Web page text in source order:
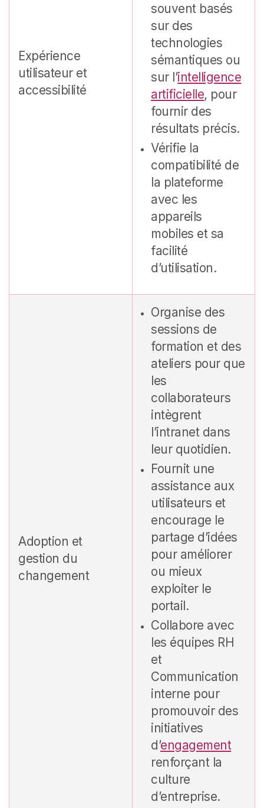
Expérience
utilisateur et
accessibilité
souvent basés
sur des
technologies
sémantiques ou
sur l’intelligence
artificielle, pour
fournir des
résultats précis.
Vérifie la
compatibilité de
la plateforme
avec les
appareils
mobiles et sa
facilité
d’utilisation.
Adoption et
gestion du
changement
Organise des
sessions de
formation et des
ateliers pour que
les
collaborateurs
intègrent
l’intranet dans
leur quotidien.
Fournit une
assistance aux
utilisateurs et
encourage le
partage d’idées
pour améliorer
ou mieux
exploiter le
portail.
Collabore avec
les équipes RH
et
Communication
interne pour
promouvoir des
initiatives
d’engagement
renforçant la
culture
d’entreprise.